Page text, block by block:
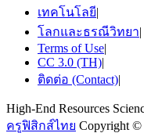
เทคโนโลยี|
โลกและธรณีวิทยา|
Terms of Use|
CC 3.0 (TH)|
ติดต่อ (Contact)|
High-End Resources
ครูฟิสิกส์ไทย Copyright ©